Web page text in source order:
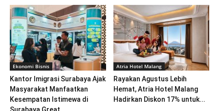
Ekonomi Bisnis
Kantor Imigrasi Surabaya Ajak
Masyarakat Manfaatkan
Kesempatan Istimewa di
Atria Hotel Malang
Rayakan Agustus Lebih
Hemat, Atria Hotel Malang
Hadirkan Diskon 17% untuk...